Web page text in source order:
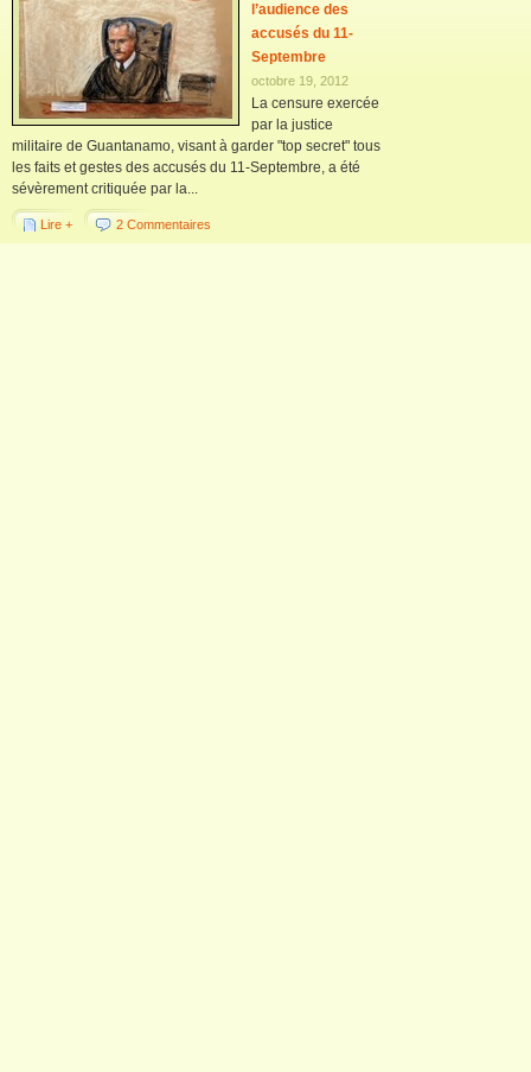
l’audience des
accusés du 11-
Septembre
octobre 19, 2012
La censure exercée
par la justice
militaire de Guantanamo, visant à garder "top secret" tous
les faits et gestes des accusés du 11-Septembre, a été
sévèrement critiquée par la...
Lire + 2 Commentaires